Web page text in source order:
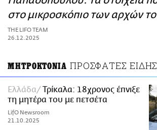
ΑΜΠΑ
PRINT
στο μικροσκόπιο των αρχών
THE LIFO TEAM
26.12.2025
ΜΗΤΡΟΚΤΟΝΙΑ ΠΡΟΣΦΑΤΕΣ
Ελλάδα
Τρίκαλα: 18χρονος έπνιξε
τη μητέρα του με πετσέτα
LifO Newsroom
21.10.2025